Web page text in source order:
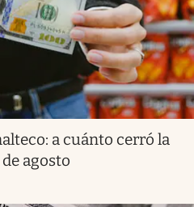
a cuánto cerró la
agosto